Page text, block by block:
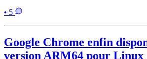
• 5
Google Chrome enfin
version ARM64 pour Linux